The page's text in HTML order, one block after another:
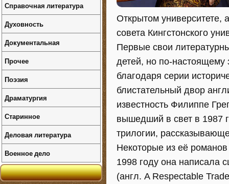
Открытом университете,
совета Кингстонского
Первые свои
детей, но по-настоящему
благодаря серии
блистательный двор
известность Филиппе
вышедший в свет в 1987
трилогии,
Некоторые из её
1998 году она написала
(англ. A Respectable
Справочная литература
Духовность
Документальная
Прочее
Поэзия
Драматургия
Старинное
Деловая литература
Военное дело